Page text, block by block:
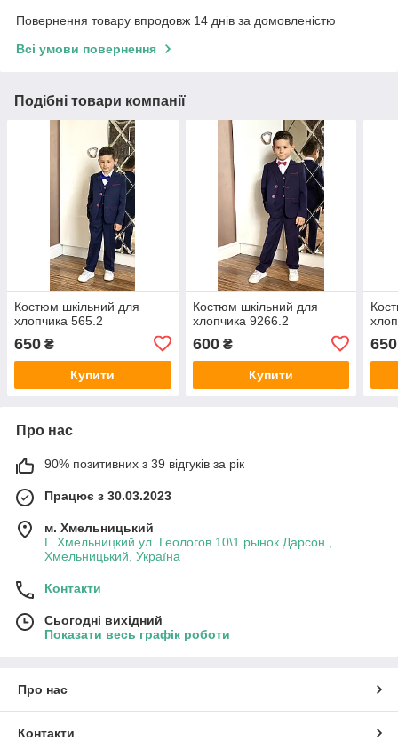
Повернення товару впродовж 14 днів за домовленістю
Всі умови повернення
Подібні товари компанії
Костюм шкільний для
хлопчика 565.2
650 ₴
Купити
Костюм шкільний для
хлопчика 9266.2
600₴
Купити
650
Про нас
90% позитивних з 39 відгуків за рік
Працює з 30.03.2023
м. Хмельницький
Г. Хмельницкий ул. Геологов 10\1 рынок Дарсон.,
Хмельницький, Україна
Контакти
Сьогодні вихідний
Показати весь графік роботи
Про нас
Контакти